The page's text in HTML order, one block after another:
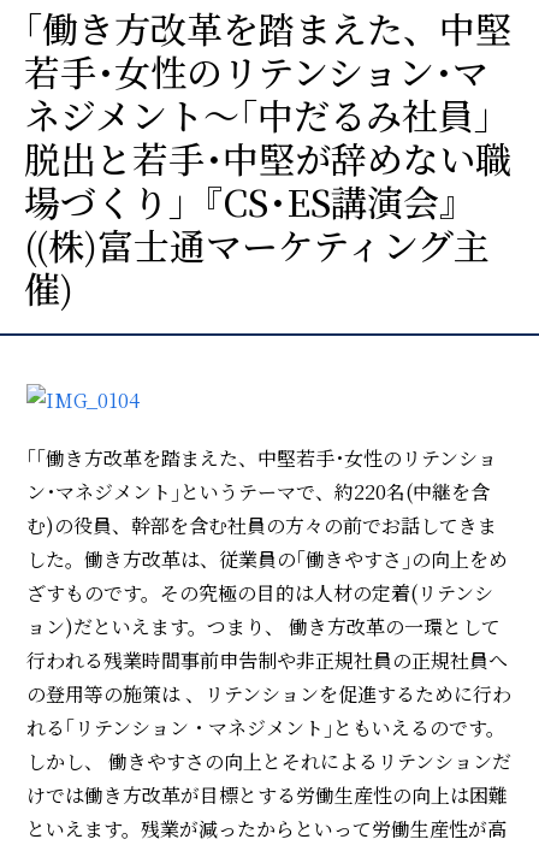
｢働き方改革を踏まえた、中堅
若手･女性のリテンション･マ
ネジメント～｢中だるみ社員｣
脱出と若手･中堅が辞めない職
場づくり｣『CS･ES講演会』
((株)富士通マーケティング主
催)
｢｢働き方改革を踏まえた、中堅若手･女性のリテンショ
ン･マネジメント｣というテーマで、約220名(中継を含
む)の役員、幹部を含む社員の方々の前でお話してきま
した。働き方改革は、従業員の｢働きやすさ｣の向上をめ
ざすものです。その究極の目的は人材の定着(リテンシ
ョン)だといえます。つまり、 働き方改革の一環として
行われる残業時間事前申告制や非正規社員の正規社員へ
の登用等の施策は 、リテンションを促進するために行わ
れる｢リテンション・マネジメント｣ともいえるのです。
しかし、 働きやすさの向上とそれによるリテンションだ
けでは働き方改革が目標とする労働生産性の向上は困難
といえます。残業が減ったからといって労働生産性が高